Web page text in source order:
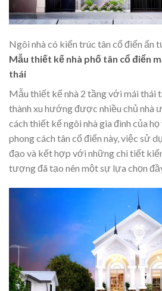
Ngôi nhà có kiến trúc tân cổ điển ấn
Mẫu thiết kế nhà phố tân cổ điển
thái
Mẫu thiết kế nhà 2 tầng với mái thái
thành xu hướng được nhiều chủ nhà
cách thiết kế ngôi nhà gia đình của
phong cách tân cổ điển này, việc sử
đạo và kết hợp với những chi tiết
tượng đã tạo nên một sự lựa chọn